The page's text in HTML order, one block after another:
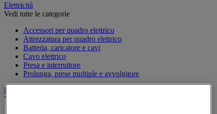
Elettricità
Vedi tutte le categorie
Accessori per quadro elettrico
Attrezzatura per quadro elettrico
Batteria, caricatore e cavi
Cavo elettrico
Presa e interruttore
Prolunga, prese multiple e avvolgitore
Illuminazione
Vedi tutte le categorie